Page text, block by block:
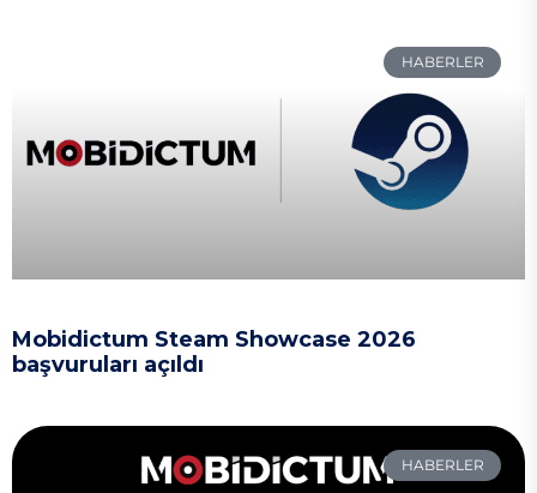
HABERLER
Mobidictum Steam Showcase 2026
başvuruları açıldı
HABERLER